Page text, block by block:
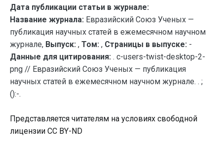
Дата публикации статьи в журнале:
Название журнала: Евразийский Союз Ученых —
публикация научных статей в ежемесячном научном
журнале, Выпуск: , Том: , Страницы в выпуске: -
Данные для цитирования: . c-users-twist-desktop-2-
png // Евразийский Союз Ученых — публикация
научных статей в ежемесячном научном журнале. . ;
():-.
Представляется читателям на условиях свободной
лицензии CC BY-ND